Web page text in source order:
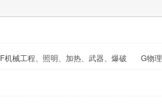
F机械工程、照明、加热、武器、爆破 G物理